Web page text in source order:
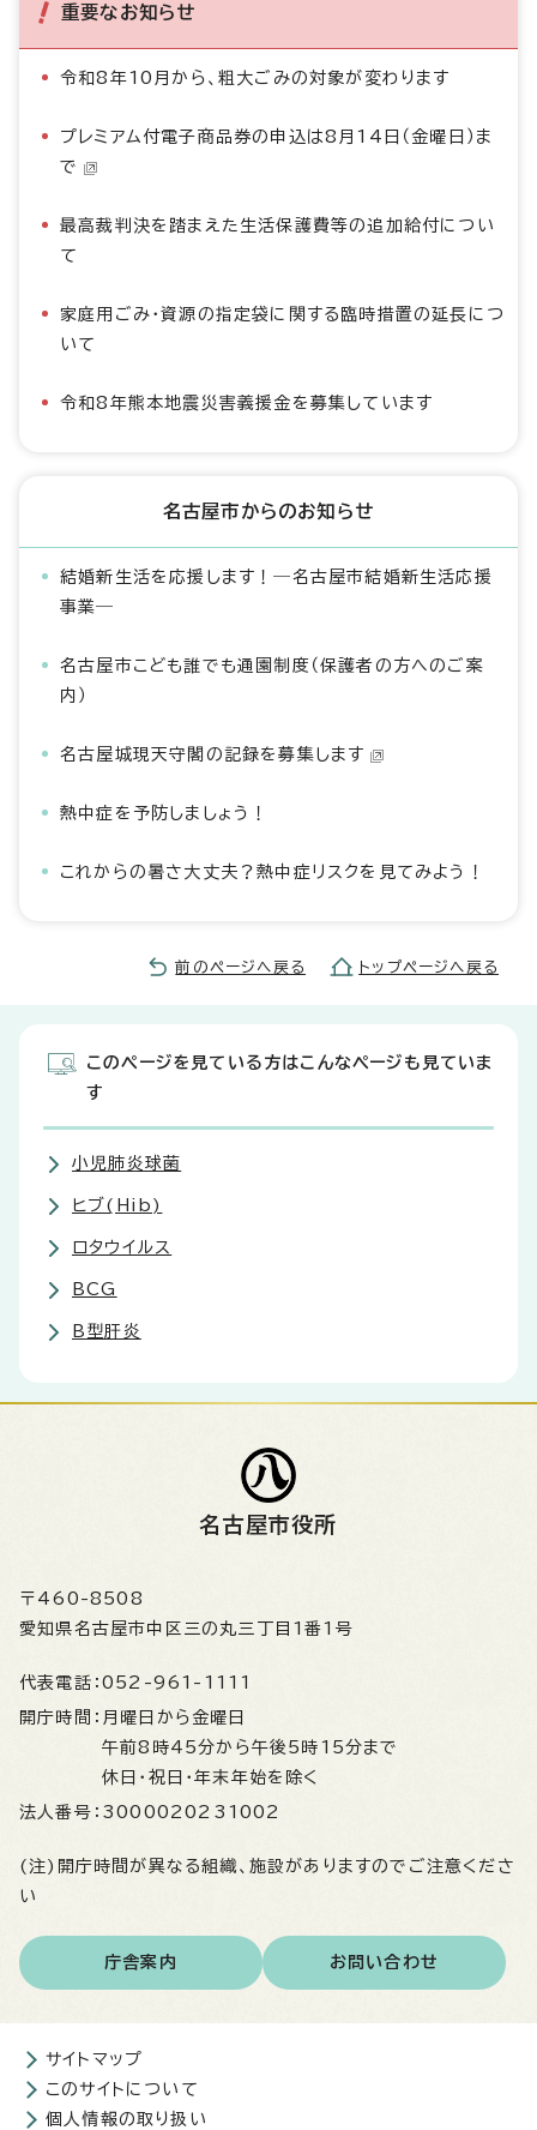
重要なお知らせ
令和8年10月から、粗大ごみの対象が変わります
プレミアム付電子商品券の申込は8月14日（金曜日）ま
で
最高裁判決を踏まえた生活保護費等の追加給付につい
て
家庭用ごみ・資源の指定袋に関する臨時措置の延長につ
いて
令和8年熊本地震災害義援金を募集しています
名古屋市からのお知らせ
結婚新生活を応援します！―名古屋市結婚新生活応援
事業―
名古屋市こども誰でも通園制度（保護者の方へのご案
内）
名古屋城現天守閣の記録を募集します
熱中症を予防しましょう！
これからの暑さ大丈夫？熱中症リスクを見てみよう！
前のページへ戻る トップページへ戻る
このページを見ている方はこんなページも見ていま
す
小児肺炎球菌
ヒブ(Hib)
ロタウイルス
BCG
B型肝炎
名古屋市役所
〒460-8508
愛知県名古屋市中区三の丸三丁目1番1号
代表電話： 052-961-1111
開庁時間： 月曜日から金曜日
午前8時45分から午後5時15分まで
休日・祝日・年末年始を除く
法人番号： 3000020231002
(注)開庁時間が異なる組織、施設がありますのでご注意くださ
い
庁舎案内 お問い合わせ
サイトマップ
このサイトについて
個人情報の取り扱い